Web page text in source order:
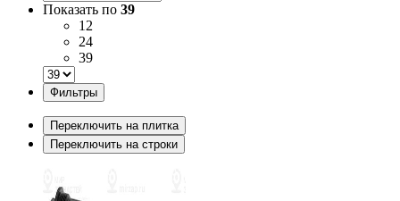
Показать по 39
12
24
39
Фильтры
Переключить на плитка
Переключить на строки